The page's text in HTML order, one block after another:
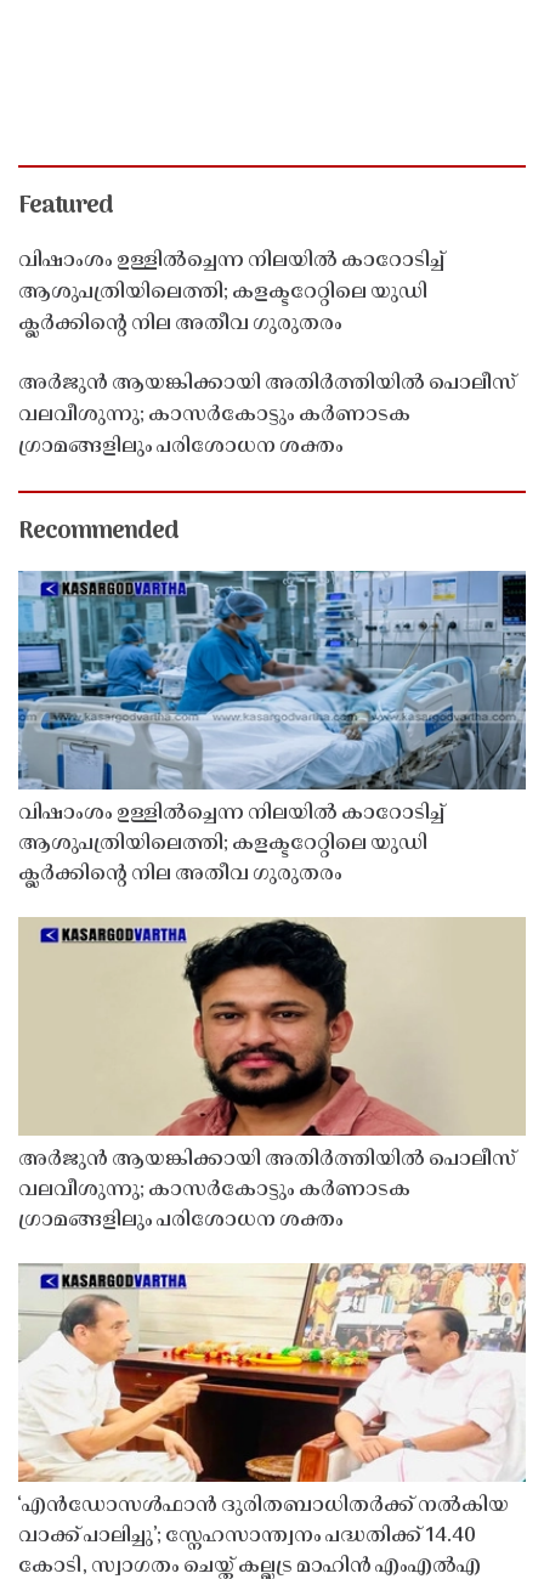
Featured
വിഷാംശം ഉള്ളിൽച്ചെന്ന നിലയിൽ കാറോടിച്ച്
ആശുപത്രിയിലെത്തി; കളക്ടറേറ്റിലെ യുഡി
ക്ലർക്കിൻ്റെ നില അതീവ ഗുരുതരം
അർജുൻ ആയങ്കിക്കായി അതിർത്തിയിൽ പൊലീസ്
വലവീശുന്നു; കാസർകോട്ടും കർണാടക
ഗ്രാമങ്ങളിലും പരിശോധന ശക്തം
Recommended
വിഷാംശം ഉള്ളിൽച്ചെന്ന നിലയിൽ കാറോടിച്ച്
ആശുപത്രിയിലെത്തി; കളക്ടറേറ്റിലെ യുഡി
ക്ലർക്കിൻ്റെ നില അതീവ ഗുരുതരം
അർജുൻ ആയങ്കിക്കായി അതിർത്തിയിൽ പൊലീസ്
വലവീശുന്നു; കാസർകോട്ടും കർണാടക
ഗ്രാമങ്ങളിലും പരിശോധന ശക്തം
‘എൻഡോസൾഫാൻ ദുരിതബാധിതർക്ക് നൽകിയ
വാക്ക് പാലിച്ചു’; സ്നേഹസാന്ത്വനം പദ്ധതിക്ക് 14.40
കോടി, സ്വാഗതം ചെയ്ത് കല്ലട്ര മാഹിൻ എംഎൽഎ